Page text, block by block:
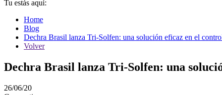
Tu estás aquí:
Home
Blog
Dechra Brasil lanza Tri-Solfen: una solución eficaz en el
Volver
Dechra Brasil lanza Tri-Solfen: una
26/06/20